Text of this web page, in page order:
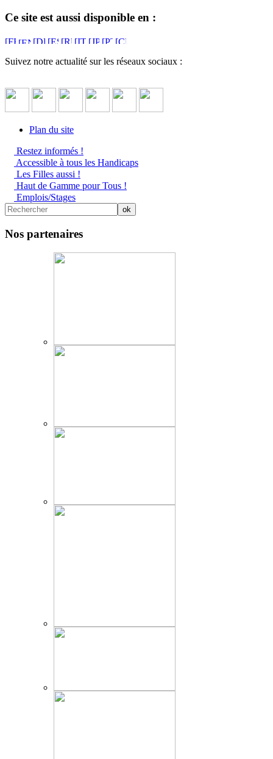
Ce site est aussi disponible en :
Suivez notre actualité sur les réseaux sociaux :
Plan du site
Restez informés !
Accessible à tous les Handicaps
Les Filles aussi !
Haut de Gamme pour Tous !
Emplois/Stages
Nos partenaires